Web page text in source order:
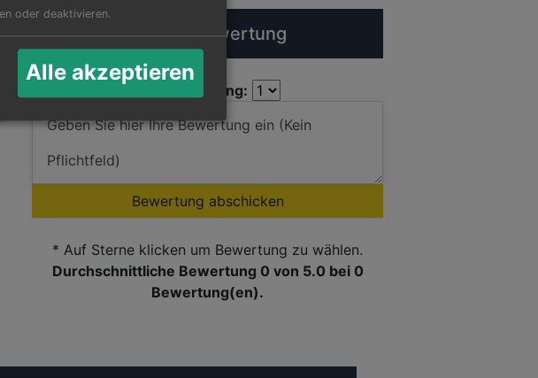
Monarch Airlines Bewertung
Ihre Bewertung:
Bewertung abschicken
* Auf Sterne klicken um Bewertung zu wählen.
Durchschnittliche Bewertung 0 von 5.0 bei 0
Bewertung(en).
oder deaktivieren.
Alle akzeptieren